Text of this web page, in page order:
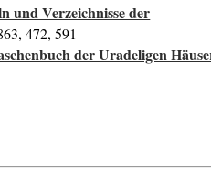
und Verzeichnisse der
472, 591
der Uradeligen